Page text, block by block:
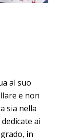
al suo
e non
sia nella
ai
in